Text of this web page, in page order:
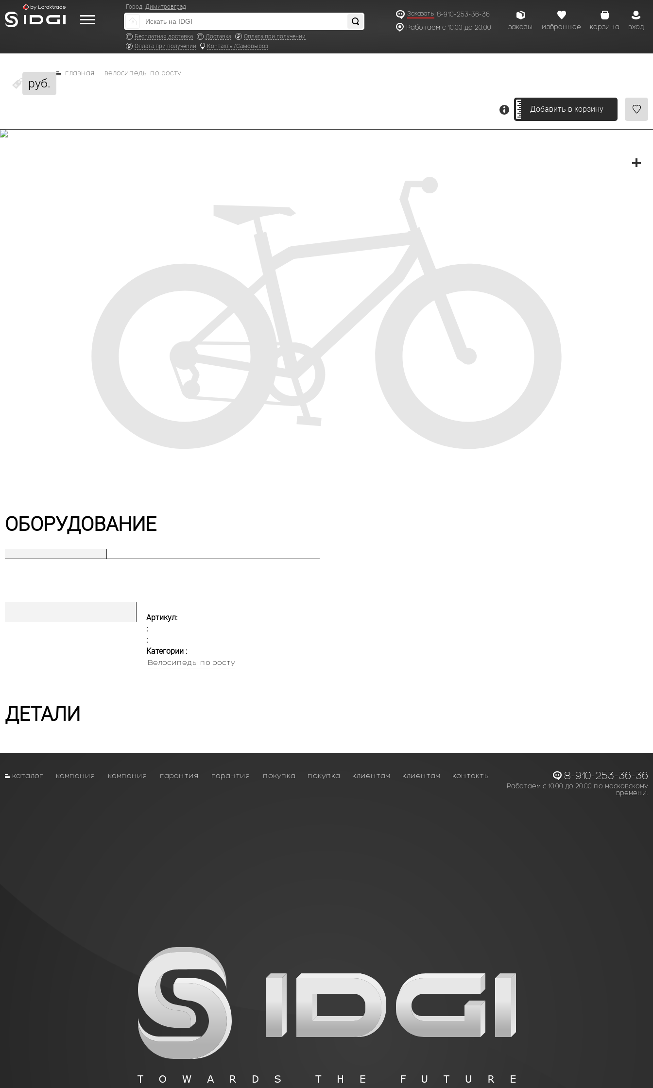
Город: Димитровград
Бесплатная доставка Доставка
Оплата при получении
Оплата при получении
Контакты/Самовывоз
Заказать 8-910-253-36-36
Работаем с 10.00 до 20.00
вход
корзина
избранное
заказы
руб.
главная велосипеды по росту
Добавить в корзину
ОБОРУДОВАНИЕ
Артикул:
:
:
Категории :
Велосипеды по росту
ДЕТАЛИ
каталог компания компания гарантия гарантия покупка покупка клиентам клиентам контакты 8-910-253-36-36
Работаем с 10.00 до 20.00 по московскому
времени.